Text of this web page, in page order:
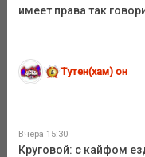
имеет права так
Тутен(хам) он
Вчера 15:30
Круговой: с кайфом